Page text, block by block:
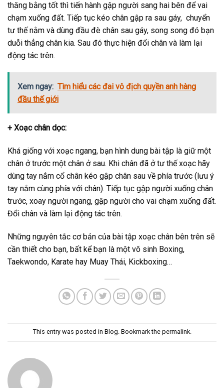
thăng bằng tốt thì tiến hành gập người sang hai bên để vai
chạm xuống đất. Tiếp tục kéo chân gập ra sau gáy, chuyển
tư thế nằm và dùng đầu đè chân sau gáy, song song đó bạn
duỗi thẳng chân kia. Sau đó thực hiện đổi chân và làm lại
động tác trên.
Xem ngay: Tìm hiểu các đai vô địch quyền anh hàng
đầu thế giới
+ Xoạc chân dọc:
Khá giống với xoạc ngang, bạn hình dung bài tập là giữ một
chân ở trước một chân ở sau. Khi chân đã ở tư thế xoạc hãy
dùng tay nắm cổ chân kéo gập chân sau về phía trước (lưu ý
tay nắm cùng phía với chân). Tiếp tục gập người xuống chân
trước, xoay người ngang, gập người cho vai chạm xuống đất.
Đổi chân và làm lại động tác trên.
Những nguyên tắc cơ bản của bài tập xoạc chân bên trên sẽ
cần thiết cho bạn, bất kể bạn là một võ sinh Boxing,
Taekwondo, Karate hay Muay Thái, Kickboxing…
This entry was posted in Blog. Bookmark the permalink.